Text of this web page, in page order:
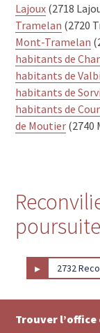
Lajoux (2718
Tramelan (2720
Mont-Tramelan
habitants de
habitants de
habitants de
habitants de
de Moutier (2740
poursuite
▸ 2732
Trouver